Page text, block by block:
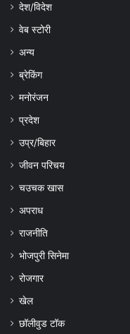
देश/विदेश
वेब स्टोरी
अन्य
ब्रेकिंग
मनोरंजन
प्रदेश
उप्र/बिहार
जीवन परिचय
चउचक खास
अपराध
राजनीति
भोजपुरी सिनेमा
रोजगार
खेल
छॉलीवुड टॉक